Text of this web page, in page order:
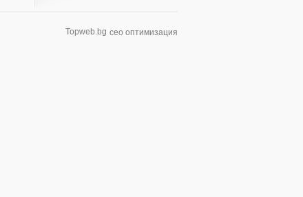
сео оптимизация
Topweb.bg